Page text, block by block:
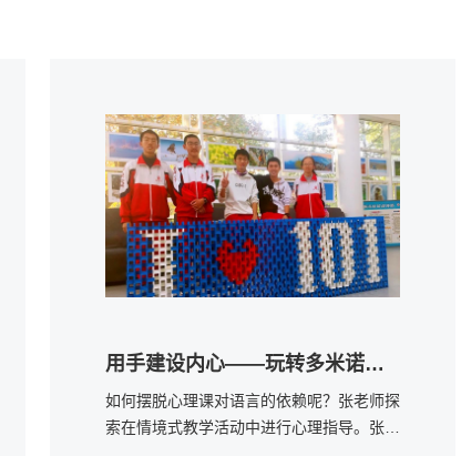
用手建设内心——玩转多米诺课程
如何摆脱心理课对语言的依赖呢？张老师探
索在情境式教学活动中进行心理指导。张老